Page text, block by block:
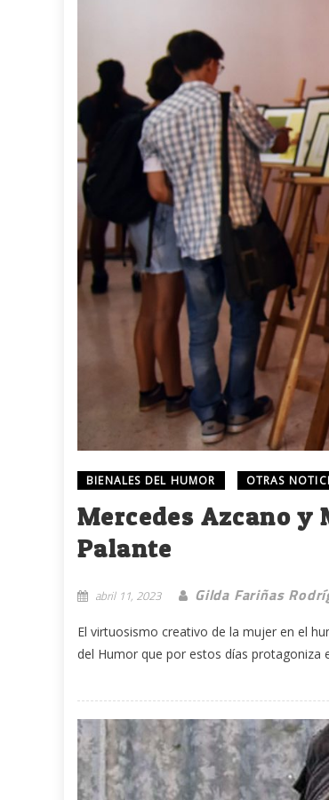
BIENALES DEL HUMOR OTRAS
Mercedes Azcano
Palante
abril 11, 2023 Gilda Fariñas
El virtuosismo creativo de la mujer en el
del Humor que por estos días protagoniza